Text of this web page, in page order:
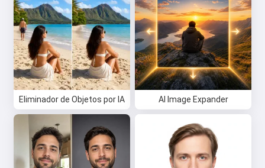
Eliminador de Objetos por IA AI Image Expander